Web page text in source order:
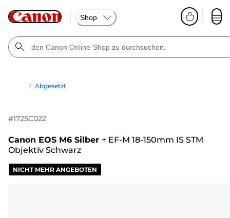
Shop
Abgesetzt
#1725C022
Canon EOS M6 Silber + EF-M 18-150mm IS STM
Objektiv Schwarz
NICHT MEHR ANGEBOTEN